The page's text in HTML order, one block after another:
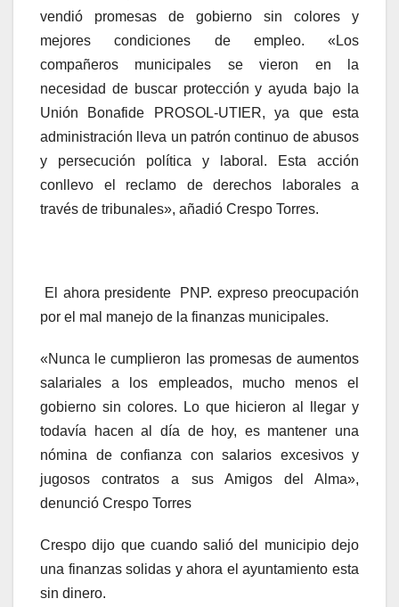
vendió promesas de gobierno sin colores y
mejores condiciones de empleo. «Los
compañeros municipales se vieron en la
necesidad de buscar protección y ayuda bajo la
Unión Bonafide PROSOL-UTIER, ya que esta
administración lleva un patrón continuo de abusos
y persecución política y laboral. Esta acción
conllevo el reclamo de derechos laborales a
través de tribunales», añadió Crespo Torres.
El ahora presidente PNP. expreso preocupación
por el mal manejo de la finanzas municipales.
«Nunca le cumplieron las promesas de aumentos
salariales a los empleados, mucho menos el
gobierno sin colores. Lo que hicieron al llegar y
todavía hacen al día de hoy, es mantener una
nómina de confianza con salarios excesivos y
jugosos contratos a sus Amigos del Alma»,
denunció Crespo Torres
Crespo dijo que cuando salió del municipio dejo
una finanzas solidas y ahora el ayuntamiento esta
sin dinero.